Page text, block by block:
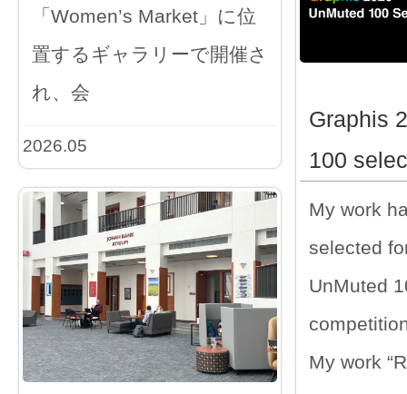
「Women’s Market」に位
置するギャラリーで開催さ
れ、会
2026.05
Graphis
100
My work
selected
UnMuted
My work